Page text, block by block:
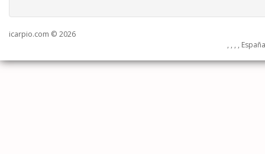
icarpio.com © 2026
, , , ,